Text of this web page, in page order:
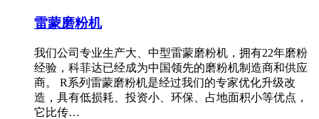
雷蒙磨粉机
我们公司专业生产大、中型雷蒙磨粉机，拥有22年磨粉
经验，科菲达已经成为中国领先的磨粉机制造商和供应
商。 R系列雷蒙磨粉机是经过我们的专家优化升级改
造，具有低损耗、投资小、环保、占地面积小等优点，
它比传…